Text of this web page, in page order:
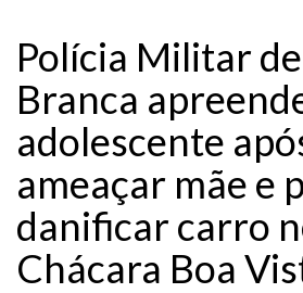
Polícia Militar
Branca
adolescente
ameaçar mãe e
danificar carro
Chácara Boa